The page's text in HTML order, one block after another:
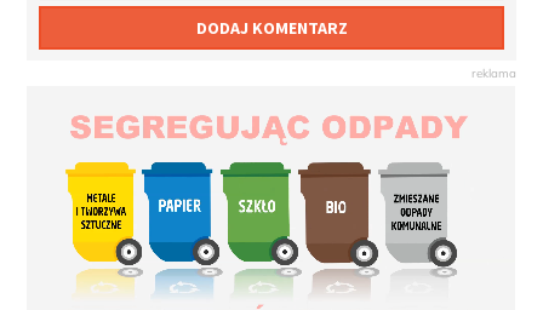
DODAJ KOMENTARZ